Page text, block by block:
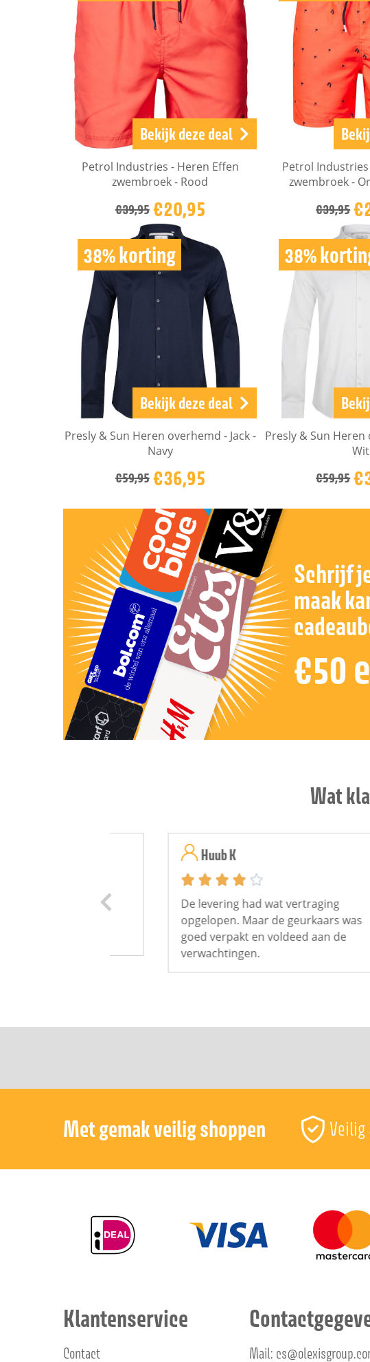
Bekijk deze deal
Petrol Industries - Heren Effen
zwembroek - Rood
€39,95 €20,95
Petrol
zwembroek -
€39,95
38% korting
Bekijk deze deal
Presly & Sun Heren overhemd - Jack -
Navy
€59,95 €36,95
38%
Presly & Sun Heren
Wit
€59,95
Schrijf
maak
€50
Wat
Huub K
  
De levering had wat vertraging
opgelopen. Maar de geurkaars was
goed verpakt en voldeed aan de
verwachtingen.
Met gemak veilig shoppen Veilig
Klantenservice
Contact Mail: